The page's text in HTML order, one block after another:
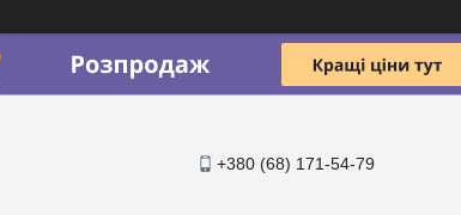
+380 (68) 171-54-79